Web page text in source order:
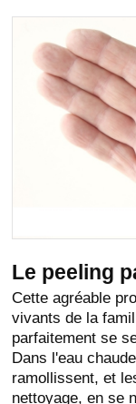
Le peeling
Cette agréable
vivants de la
parfaitement se
Dans l'eau
ramollissent, et
nettoyage, en se